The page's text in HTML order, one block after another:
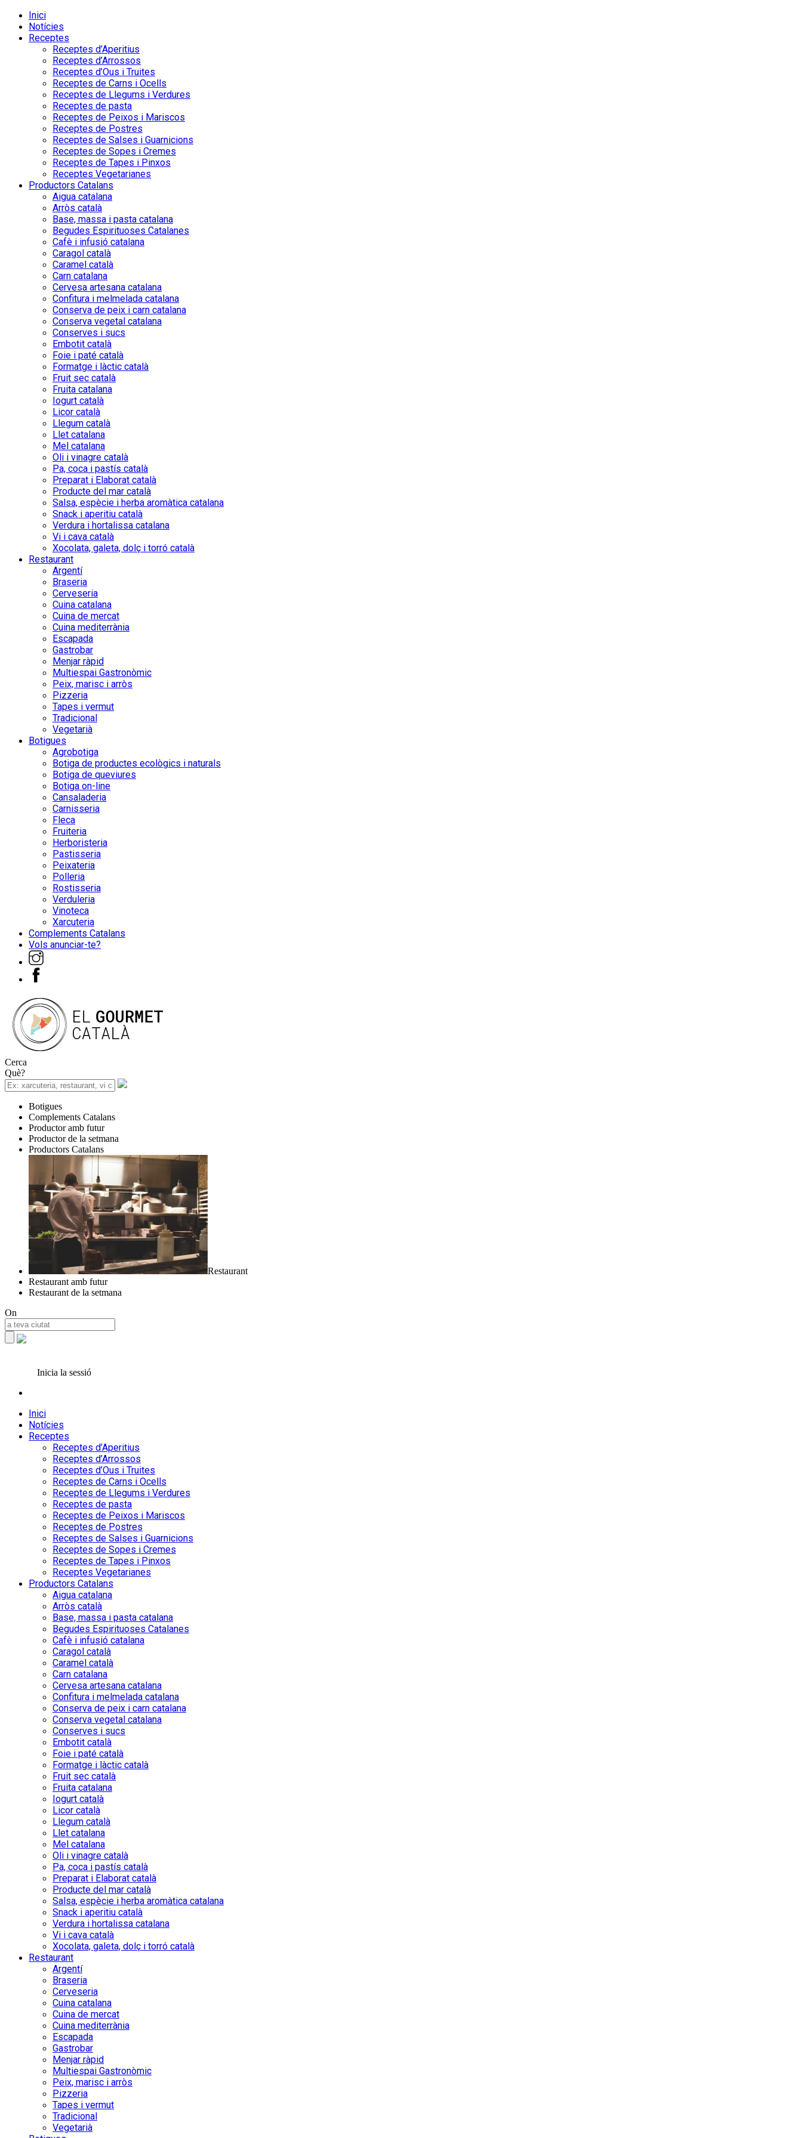
Inici
Notícies
Receptes
Receptes d’Aperitius
Receptes d’Arrossos
Receptes d’Ous i Truites
Receptes de Carns i Ocells
Receptes de Llegums i Verdures
Receptes de pasta
Receptes de Peixos i Mariscos
Receptes de Postres
Receptes de Salses i Guarnicions
Receptes de Sopes i Cremes
Receptes de Tapes i Pinxos
Receptes Vegetarianes
Productors Catalans
Aigua catalana
Arròs català
Base, massa i pasta catalana
Begudes Espirituoses Catalanes
Cafè i infusió catalana
Caragol català
Caramel català
Carn catalana
Cervesa artesana catalana
Confitura i melmelada catalana
Conserva de peix i carn catalana
Conserva vegetal catalana
Conserves i sucs
Embotit català
Foie i paté català
Formatge i làctic català
Fruit sec català
Fruita catalana
Iogurt català
Licor català
Llegum català
Llet catalana
Mel catalana
Oli i vinagre català
Pa, coca i pastís català
Preparat i Elaborat català
Producte del mar català
Salsa, espècie i herba aromàtica catalana
Snack i aperitiu català
Verdura i hortalissa catalana
Vi i cava català
Xocolata, galeta, dolç i torró català
Restaurant
Argentí
Braseria
Cerveseria
Cuina catalana
Cuina de mercat
Cuina mediterrània
Escapada
Gastrobar
Menjar ràpid
Multiespai Gastronòmic
Peix, marisc i arròs
Pizzeria
Tapes i vermut
Tradicional
Vegetarià
Botigues
Agrobotiga
Botiga de productes ecològics i naturals
Botiga de queviures
Botiga on-line
Cansaladeria
Carnisseria
Fleca
Fruiteria
Herboristeria
Pastisseria
Peixateria
Polleria
Rostisseria
Verduleria
Vinoteca
Xarcuteria
Complements Catalans
Vols anunciar-te?
Cerca
Què?
Botigues
Complements Catalans
Productor amb futur
Productor de la setmana
Productors Catalans
Restaurant
Restaurant amb futur
Restaurant de la setmana
On
Inicia la sessió
Inici
Notícies
Receptes
Receptes d’Aperitius
Receptes d’Arrossos
Receptes d’Ous i Truites
Receptes de Carns i Ocells
Receptes de Llegums i Verdures
Receptes de pasta
Receptes de Peixos i Mariscos
Receptes de Postres
Receptes de Salses i Guarnicions
Receptes de Sopes i Cremes
Receptes de Tapes i Pinxos
Receptes Vegetarianes
Productors Catalans
Aigua catalana
Arròs català
Base, massa i pasta catalana
Begudes Espirituoses Catalanes
Cafè i infusió catalana
Caragol català
Caramel català
Carn catalana
Cervesa artesana catalana
Confitura i melmelada catalana
Conserva de peix i carn catalana
Conserva vegetal catalana
Conserves i sucs
Embotit català
Foie i paté català
Formatge i làctic català
Fruit sec català
Fruita catalana
Iogurt català
Licor català
Llegum català
Llet catalana
Mel catalana
Oli i vinagre català
Pa, coca i pastís català
Preparat i Elaborat català
Producte del mar català
Salsa, espècie i herba aromàtica catalana
Snack i aperitiu català
Verdura i hortalissa catalana
Vi i cava català
Xocolata, galeta, dolç i torró català
Restaurant
Argentí
Braseria
Cerveseria
Cuina catalana
Cuina de mercat
Cuina mediterrània
Escapada
Gastrobar
Menjar ràpid
Multiespai Gastronòmic
Peix, marisc i arròs
Pizzeria
Tapes i vermut
Tradicional
Vegetarià